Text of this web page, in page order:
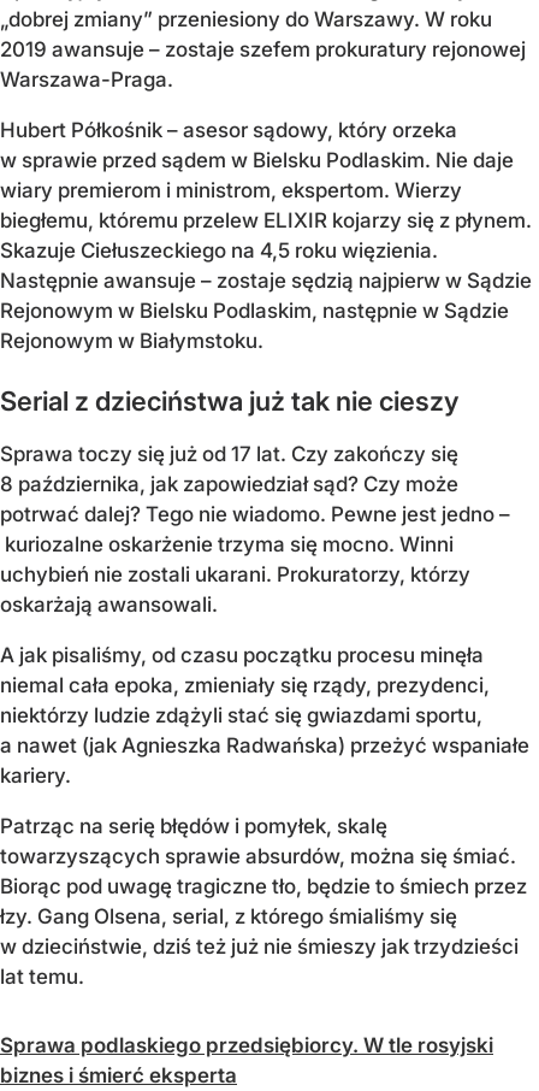
„dobrej zmiany” przeniesiony do Warszawy. W roku
2019 awansuje – zostaje szefem prokuratury rejonowej
Warszawa-Praga.
Hubert Półkośnik – asesor sądowy, który orzeka
w sprawie przed sądem w Bielsku Podlaskim. Nie daje
wiary premierom i ministrom, ekspertom. Wierzy
biegłemu, któremu przelew ELIXIR kojarzy się z płynem.
Skazuje Ciełuszeckiego na 4,5 roku więzienia.
Następnie awansuje – zostaje sędzią najpierw w Sądzie
Rejonowym w Bielsku Podlaskim, następnie w Sądzie
Rejonowym w Białymstoku.
Serial z dzieciństwa już tak nie cieszy
Sprawa toczy się już od 17 lat. Czy zakończy się
8 października, jak zapowiedział sąd? Czy może
potrwać dalej? Tego nie wiadomo. Pewne jest jedno –
kuriozalne oskarżenie trzyma się mocno. Winni
uchybień nie zostali ukarani. Prokuratorzy, którzy
oskarżają awansowali.
A jak pisaliśmy, od czasu początku procesu minęła
niemal cała epoka, zmieniały się rządy, prezydenci,
niektórzy ludzie zdążyli stać się gwiazdami sportu,
a nawet (jak Agnieszka Radwańska) przeżyć wspaniałe
kariery.
Patrząc na serię błędów i pomyłek, skalę
towarzyszących sprawie absurdów, można się śmiać.
Biorąc pod uwagę tragiczne tło, będzie to śmiech przez
łzy. Gang Olsena, serial, z którego śmialiśmy się
w dzieciństwie, dziś też już nie śmieszy jak trzydzieści
lat temu.
Sprawa podlaskiego przedsiębiorcy. W tle rosyjski
biznes i śmierć eksperta